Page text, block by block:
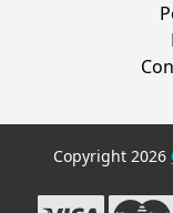
Copyright 2026